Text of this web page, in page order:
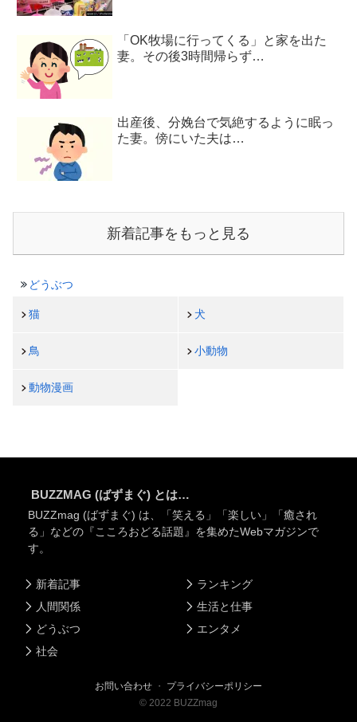
「OK牧場に行ってくる」と家を出た
妻。その後3時間帰らず…
出産後、分娩台で気絶するように眠っ
た妻。傍にいた夫は…
新着記事をもっと見る
どうぶつ
猫 犬
鳥 小動物
動物漫画
BUZZMAG (ばずまぐ) とは…
BUZZmag (ばずまぐ) は、「笑える」「楽しい」「癒され
る」などの『こころおどる話題』を集めたWebマガジンで
す。
新着記事
人間関係
どうぶつ
社会
ランキング
生活と仕事
エンタメ
お問い合わせ ・ プライバシーポリシー
© 2022 BUZZmag